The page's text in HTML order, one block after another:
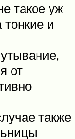
такое уж
и
от
также